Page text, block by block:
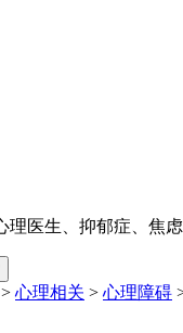
理医生、抑郁症、焦虑
> 心理相关 > 心理障碍